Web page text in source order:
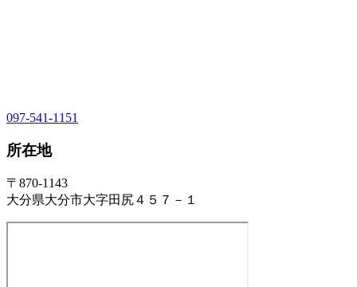
097-541-1151
所在地
〒870-1143
大分県大分市大字田尻４５７－１